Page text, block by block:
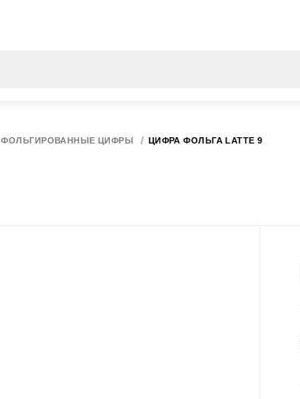
ФОЛЬГИРОВАННЫЕ ЦИФРЫ ЦИФРА ФОЛЬГА LATTE 9